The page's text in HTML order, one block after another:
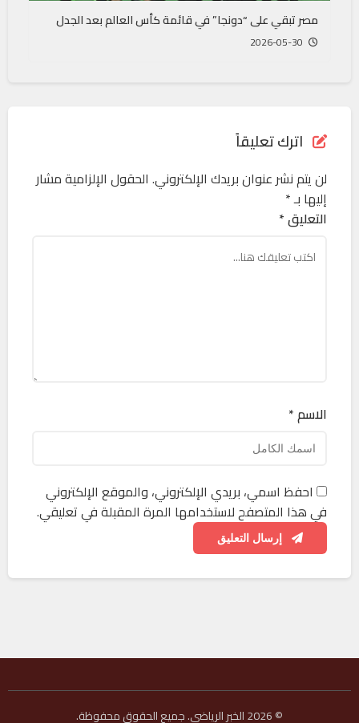
مصر تبقي على “دونجا” في قائمة كأس العالم بعد الجدل
اترك تعليقاً
لن يتم نشر عنوان بريدك الإلكتروني. الحقول الإلزامية مشار
إليها بـ*
التعليق *
الاسم *
احفظ اسمي، بريدي الإلكتروني، والموقع الإلكتروني
في هذا المتصفح لاستخدامها المرة المقبلة في تعليقي.
© 2026 الخبر الرياضي. جميع الحقوق محفوظة.